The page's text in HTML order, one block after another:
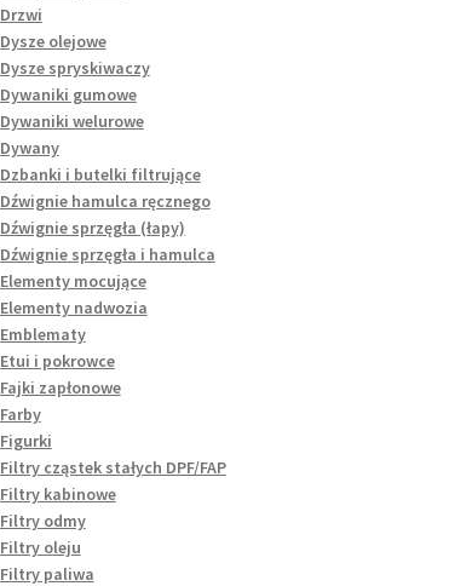
Drzwi
Dysze olejowe
Dysze spryskiwaczy
Dywaniki gumowe
Dywaniki welurowe
Dywany
Dzbanki i butelki filtrujące
Dźwignie hamulca ręcznego
Dźwignie sprzęgła (łapy)
Dźwignie sprzęgła i hamulca
Elementy mocujące
Elementy nadwozia
Emblematy
Etui i pokrowce
Fajki zapłonowe
Farby
Figurki
Filtry cząstek stałych DPF/FAP
Filtry kabinowe
Filtry odmy
Filtry oleju
Filtry paliwa